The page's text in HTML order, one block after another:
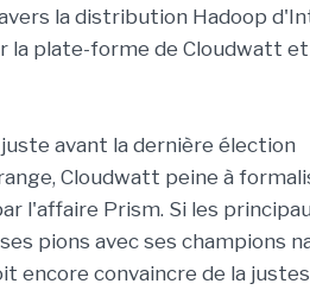
la distribution Hadoop
plate-forme de Cloudwatt
avant la dernière élection
Cloudwatt peine à
l'affaire Prism. Si les
pions avec ses champions
encore convaincre de la